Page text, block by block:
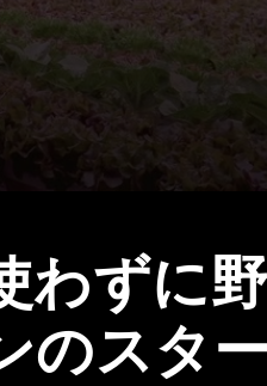
わずに
のスタ